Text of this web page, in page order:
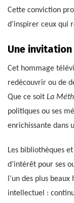
Cette conviction
d’inspirer ceux qui
Une
Cet hommage
redécouvrir ou de
Que ce soit La
politiques ou ses
enrichissante dans
Les bibliothèques
d’intérêt pour ses
l’un des plus
intellectuel :